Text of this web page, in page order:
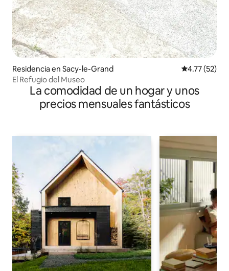
Residencia en Sacy-le-Grand Calificación
4.77 (52)
El Refugio del Museo
La comodidad de un hogar y unos
precios mensuales fantásticos